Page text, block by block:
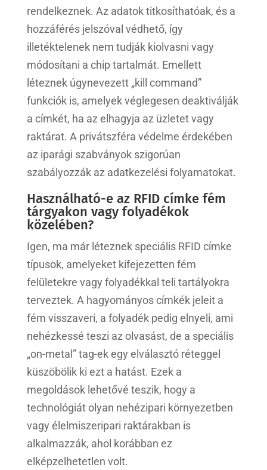
rendelkeznek. Az adatok titkosíthatóak, és a
hozzáférés jelszóval védhető, így
illetéktelenek nem tudják kiolvasni vagy
módosítani a chip tartalmát. Emellett
léteznek úgynevezett „kill command”
funkciók is, amelyek véglegesen deaktiválják
a címkét, ha az elhagyja az üzletet vagy
raktárat. A privátszféra védelme érdekében
az iparági szabványok szigorúan
szabályozzák az adatkezelési folyamatokat.
Használható-e az RFID címke fém
tárgyakon vagy folyadékok
közelében?
Igen, ma már léteznek speciális RFID címke
típusok, amelyeket kifejezetten fém
felületekre vagy folyadékkal teli tartályokra
terveztek. A hagyományos címkék jeleit a
fém visszaveri, a folyadék pedig elnyeli, ami
nehézkessé teszi az olvasást, de a speciális
„on-metal” tag-ek egy elválasztó réteggel
küszöbölik ki ezt a hatást. Ezek a
megoldások lehetővé teszik, hogy a
technológiát olyan nehézipari környezetben
vagy élelmiszeripari raktárakban is
alkalmazzák, ahol korábban ez
elképzelhetetlen volt.